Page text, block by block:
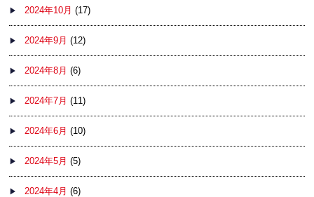
2024年10月 (17)
2024年9月 (12)
2024年8月 (6)
2024年7月 (11)
2024年6月 (10)
2024年5月 (5)
2024年4月 (6)